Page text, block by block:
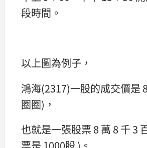
段時間。
以上圖為例子，
鴻海(2317)一股的成交價是
圈圈)，
也就是一張股票 8 萬 8 千 3